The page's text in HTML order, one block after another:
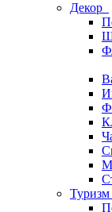
Декор